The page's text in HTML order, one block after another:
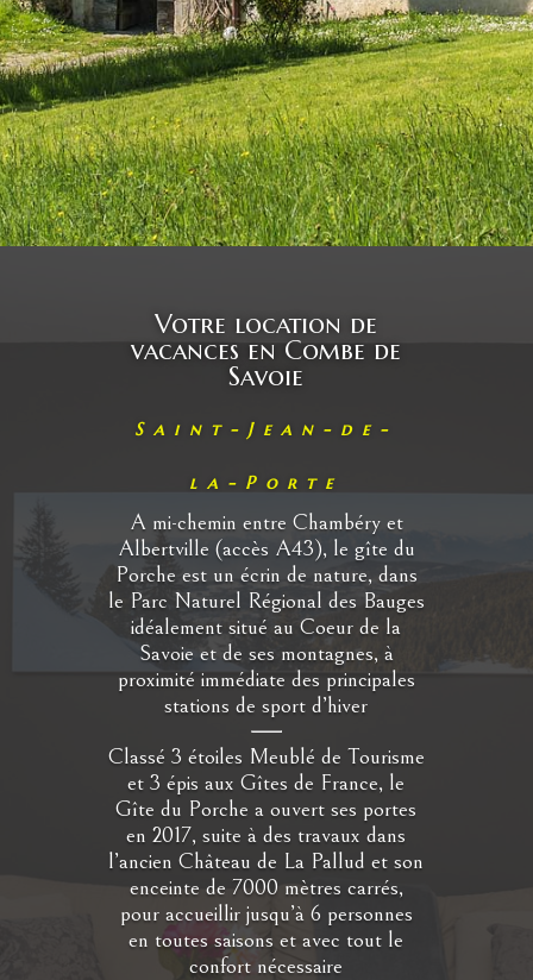
Votre location de
vacances en Combe de
Savoie
Saint-Jean-de-
la-Porte
A mi-chemin entre Chambéry et
Albertville (accès A43), le gîte du
Porche est un écrin de nature, dans
le Parc Naturel Régional des Bauges
idéalement situé au Coeur de la
Savoie et de ses montagnes, à
proximité immédiate des principales
stations de sport d’hiver
Classé 3 étoiles Meublé de Tourisme
et 3 épis aux Gîtes de France, le
Gîte du Porche a ouvert ses portes
en 2017, suite à des travaux dans
l’ancien Château de La Pallud et son
enceinte de 7000 mètres carrés,
pour accueillir jusqu’à 6 personnes
en toutes saisons et avec tout le
confort nécessaire